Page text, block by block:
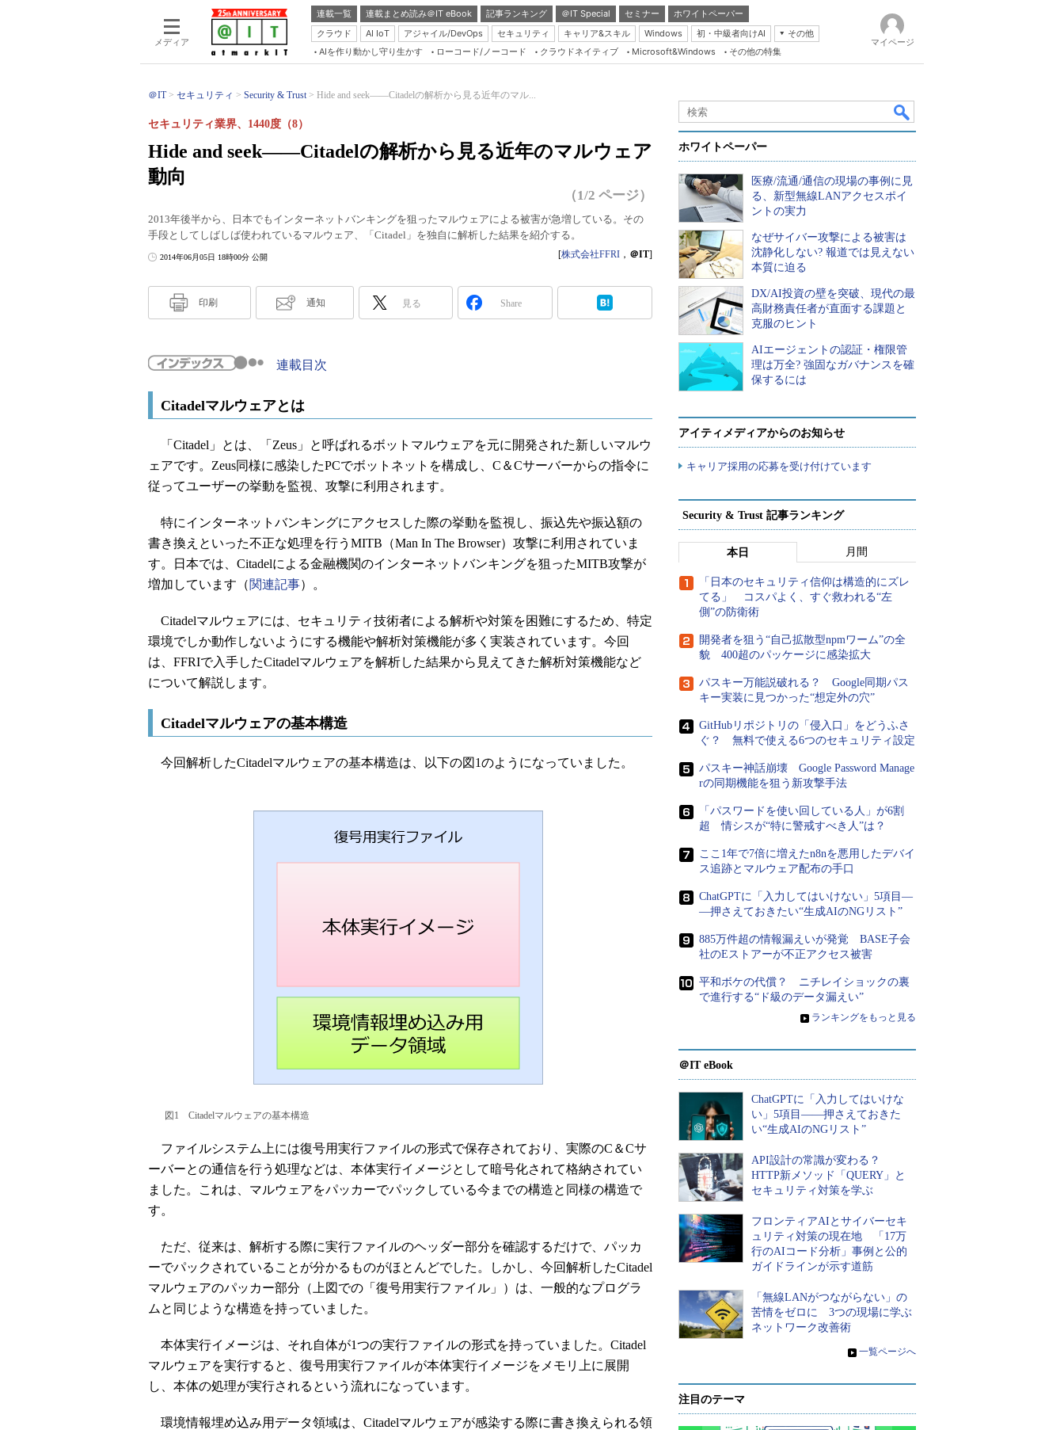
メディア
連載一覧 連載まとめ読み＠IT eBook 記事ランキング ＠IT Special セミナー
ホワイトペーパー
クラウド
AI IoT アジャイル/DevOps セキュリティ キャリア&スキル Windows 初・中級者向けAI
その他
Server & Storage
Java Agile
Database Expert
Master of IP Network
Security & Trust
Test & Tools
Insider.NET
AIを作り動かし守り生かす ローコード/ノーコード クラウドネイティブ Microsoft&Windows その他の特集
マイページ
＠IT セキュリティ Security & Trust Hide and seek――Citadelの解析から見る近年のマル...
Hide and seek――Citadelの解析から見る近年のマルウェア
動向
セキュリティ業界、1440度（8）
（1/2 ページ）
2013年後半から、日本でもインターネットバンキングを狙ったマルウェアによる被害が急増している。その
手段としてしばしば使われているマルウェア、「Citadel」を独自に解析した結果を紹介する。
2014年06月05日 18時00分 公開 [株式会社FFRI ， ＠IT]
印刷 通知 見る Share
連載目次
Citadelマルウェアとは
「Citadel」とは、「Zeus」と呼ばれるボットマルウェアを元に開発された新しいマルウ
ェアです。Zeus同様に感染したPCでボットネットを構成し、C＆Cサーバーからの指令に
従ってユーザーの挙動を監視、攻撃に利用されます。
特にインターネットバンキングにアクセスした際の挙動を監視し、振込先や振込額の
書き換えといった不正な処理を行うMITB（Man In The Browser）攻撃に利用されていま
す。日本では、Citadelによる金融機関のインターネットバンキングを狙ったMITB攻撃が
増加しています（関連記事）。
Citadelマルウェアには、セキュリティ技術者による解析や対策を困難にするため、特定
環境でしか動作しないようにする機能や解析対策機能が多く実装されています。今回
は、FFRIで入手したCitadelマルウェアを解析した結果から見えてきた解析対策機能など
について解説します。
Citadelマルウェアの基本構造
今回解析したCitadelマルウェアの基本構造は、以下の図1のようになっていました。
図1 Citadelマルウェアの基本構造
ファイルシステム上には復号用実行ファイルの形式で保存されており、実際のC＆Cサ
ーバーとの通信を行う処理などは、本体実行イメージとして暗号化されて格納されてい
ました。これは、マルウェアをパッカーでパックしている今までの構造と同様の構造で
す。
ただ、従来は、解析する際に実行ファイルのヘッダー部分を確認するだけで、パッカ
ーでパックされていることが分かるものがほとんどでした。しかし、今回解析したCitadel
マルウェアのパッカー部分（上図での「復号用実行ファイル」）は、一般的なプログラ
ムと同じような構造を持っていました。
本体実行イメージは、それ自体が1つの実行ファイルの形式を持っていました。Citadel
マルウェアを実行すると、復号用実行ファイルが本体実行イメージをメモリ上に展開
し、本体の処理が実行されるという流れになっています。
環境情報埋め込み用データ領域は、Citadelマルウェアが感染する際に書き換えられる領
ホワイトペーパー
医療/流通/通信の現場の事例に見
る、新型無線LANアクセスポイ
ントの実力
なぜサイバー攻撃による被害は
沈静化しない? 報道では見えない
本質に迫る
DX/AI投資の壁を突破、現代の最
高財務責任者が直面する課題と
克服のヒント
AIエージェントの認証・権限管
理は万全? 強固なガバナンスを確
保するには
アイティメディアからのお知らせ
キャリア採用の応募を受け付けています
Security & Trust 記事ランキング
本日 月間
「日本のセキュリティ信仰は構造的にズレ
てる」 コスパよく、すぐ救われる“左
側”の防衛術
開発者を狙う“自己拡散型npmワーム”の全
貌 400超のパッケージに感染拡大
パスキー万能説破れる？ Google同期パス
キー実装に見つかった“想定外の穴”
GitHubリポジトリの「侵入口」をどうふさ
ぐ？ 無料で使える6つのセキュリティ設定
パスキー神話崩壊 Google Password Manage
rの同期機能を狙う新攻撃手法
「パスワードを使い回している人」が6割
超 情シスが“特に警戒すべき人”は？
ここ1年で7倍に増えたn8nを悪用したデバイ
ス追跡とマルウェア配布の手口
ChatGPTに「入力してはいけない」5項目―
―押さえておきたい“生成AIのNGリスト”
885万件超の情報漏えいが発覚 BASE子会
社のEストアーが不正アクセス被害
平和ボケの代償？ ニチレイショックの裏
で進行する“ド級のデータ漏えい”
» ランキングをもっと見る
＠IT eBook
ChatGPTに「入力してはいけな
い」5項目――押さえておきた
い“生成AIのNGリスト”
API設計の常識が変わる？
HTTP新メソッド「QUERY」と
セキュリティ対策を学ぶ
フロンティアAIとサイバーセキ
ュリティ対策の現在地 「17万
行のAIコード分析」事例と公的
ガイドラインが示す道筋
「無線LANがつながらない」の
苦情をゼロに 3つの現場に学ぶ
ネットワーク改善術
» 一覧ページへ
注目のテーマ